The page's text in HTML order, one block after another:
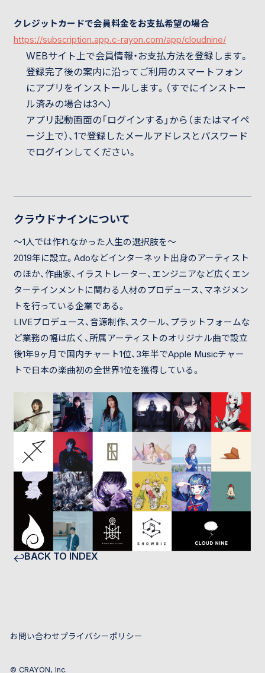
BACK TO INDEX
クレジットカードで会員料金をお支払希望の場合
https://subscription.app.c-rayon.com/app/cloudnine/
WEBサイト上で会員情報・お支払方法を登録します。
登録完了後の案内に沿ってご利用のスマートフォン
にアプリをインストールします。（すでにインストー
ル済みの場合は3へ）
アプリ起動画面の「ログインする」から（またはマイペ
ージ上で）、1で登録したメールアドレスとパスワード
でログインしてください。
クラウドナインについて
〜1人では作れなかった人生の選択肢を〜
2019年に設立。Adoなどインターネット出身のアーティスト
のほか、作曲家、イラストレーター、エンジニアなど広くエン
ターテインメントに関わる人材のプロデュース、マネジメン
トを行っている企業である。
LIVEプロデュース、音源制作、スクール、プラットフォームな
ど業務の幅は広く、所属アーティストのオリジナル曲で設立
後1年9ヶ月で国内チャート1位、3年半でApple Musicチャー
トで日本の楽曲初の全世界1位を獲得している。
お問い合わせプライバシーポリシー
© CRAYON, Inc.